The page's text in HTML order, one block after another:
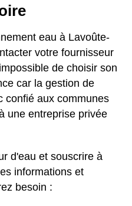
eau à Lavoûte-
votre fournisseur
de choisir son
car la gestion de
confié aux communes
une entreprise privée
d'eau et souscrire à
informations et
besoin :